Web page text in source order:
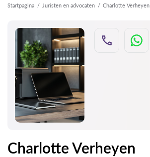
Startpagina Juristen en advocaten Charlotte Verheyen
Charlotte Verheyen